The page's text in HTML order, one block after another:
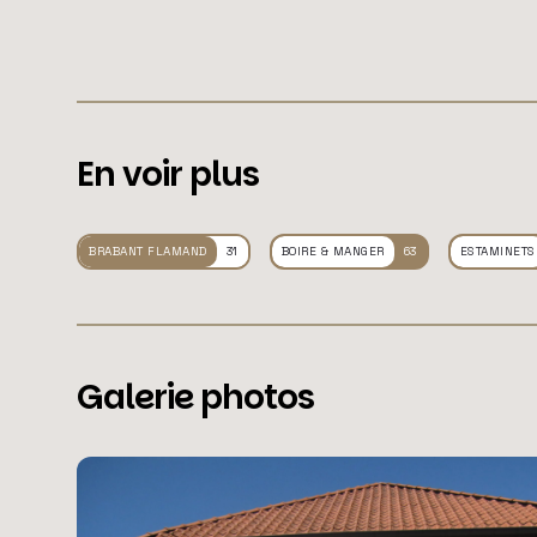
Galerie photos
En voir plus
BRABANT FLAMAND 31 BOIRE & MANGER 63 ESTAMINETS